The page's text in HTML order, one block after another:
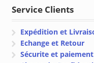
Service Clients
Expédition et
Echange et Retour
Sécurite et paiement